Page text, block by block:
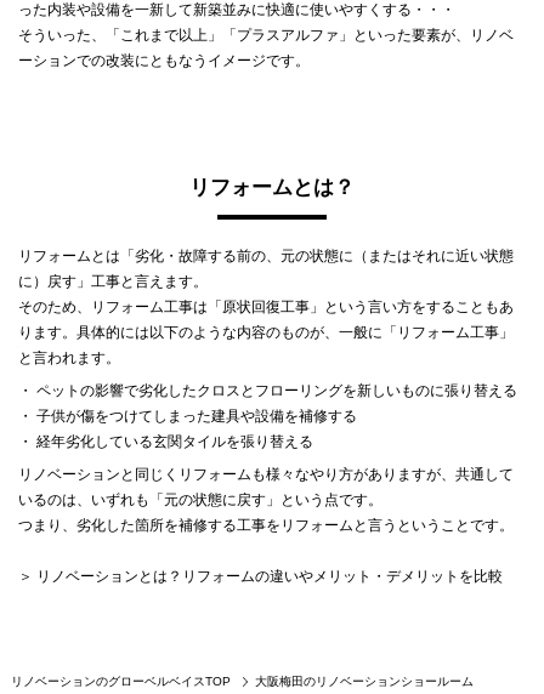
った内装や設備を一新して新築並みに快適に使いやすくする・・・
そういった、「これまで以上」「プラスアルファ」といった要素が、リノベ
ーションでの改装にともなうイメージです。
リフォームとは？
リフォームとは「劣化・故障する前の、元の状態に（またはそれに近い状態
に）戻す」工事と言えます。
そのため、リフォーム工事は「原状回復工事」という言い方をすることもあ
ります。具体的には以下のような内容のものが、一般に「リフォーム工事」
と言われます。
・ ペットの影響で劣化したクロスとフローリングを新しいものに張り替える
・ 子供が傷をつけてしまった建具や設備を補修する
・ 経年劣化している玄関タイルを張り替える
リノベーションと同じくリフォームも様々なやり方がありますが、共通して
いるのは、いずれも「元の状態に戻す」という点です。
つまり、劣化した箇所を補修する工事をリフォームと言うということです。
＞ リノベーションとは？リフォームの違いやメリット・デメリットを比較
リノベーションのグローベルベイスTOP
大阪梅田のリノベーションショールーム